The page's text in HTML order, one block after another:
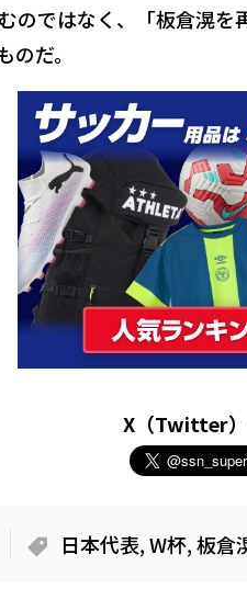
のではなく、「板倉滉
のだ。
X（Twitter）
日本代表,W杯,板倉